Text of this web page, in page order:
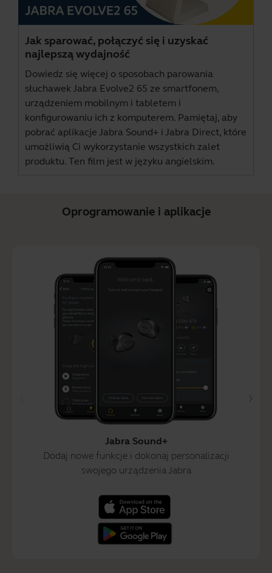
Jak sparować, połączyć się i uzyskać
najlepszą wydajność
Dowiedz się więcej o sposobach parowania
słuchawek Jabra Evolve2 65 ze smartfonem,
urządzeniem mobilnym i tabletem i
konfigurowaniu ich z komputerem. Pamiętaj, aby
pobrać aplikacje Jabra Sound+ i Jabra Direct, które
umożliwią Ci wykorzystanie wszystkich zalet
produktu. Ten film jest w języku angielskim.
Oprogramowanie i aplikacje
Jabra Sound+
Dodaj nowe funkcje i dokonaj personalizacji
swojego urządzenia Jabra